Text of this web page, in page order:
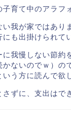
育て中のアラフ
我が家ではあり
も出掛けられて
我慢しない節約
かないのでｗ）の
いう方に読んで欲
ずに、支出はで